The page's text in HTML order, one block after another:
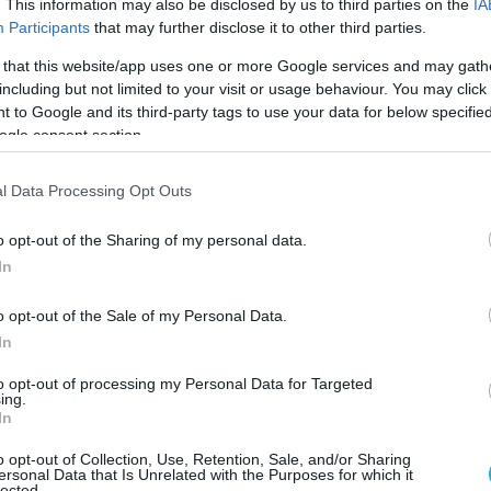
This information may also be disclosed by us to third parties on the
Participants that may further disclose it to other third parties.
that this website/app uses one or more Google services and may
but not limited to your visit or usage behaviour. You may
to Google and its third-party tags to use your data for below
consent section.
Data Processing Opt Outs
opt-out of the Sharing of my personal data.
opt-out of the Sale of my Personal Data.
opt-out of processing my Personal Data for Targeted
opt-out of Collection, Use, Retention, Sale, and/or Sharing
Data that Is Unrelated with the Purposes for which it
βόμβες έχουν ικανότητα χρήσης
και όταν κάνει χρήση
αγγίζει τα 70χλμ εμβέλεια.
ΑΡΘΡΟ